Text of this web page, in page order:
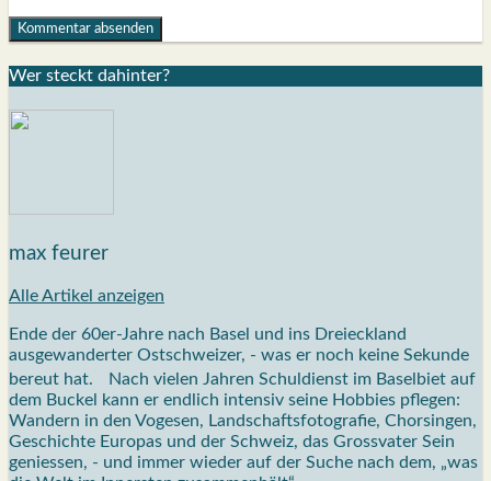
Wer steckt dahin­ter?
max feurer
Alle Artikel anzeigen
Ende der 60er-Jahre nach Basel und ins Dreieckland
ausgewanderter Ostschweizer, - was er noch keine Sekunde
bereut hat. Nach vielen Jahren Schuldienst im Baselbiet auf
dem Buckel kann er endlich intensiv seine Hobbies pflegen:
Wandern in den Vogesen, Landschaftsfotografie, Chorsingen,
Geschichte Europas und der Schweiz, das Grossvater Sein
geniessen, - und immer wieder auf der Suche nach dem, „was